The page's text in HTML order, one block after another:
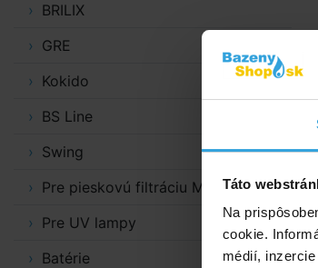
Táto
Na
cookie.
médií,
BRILIX
GRE
Kokido
BS Line
Swing
Pre pieskovú filtráciu MAXI
Pre UV lampy
Batérie